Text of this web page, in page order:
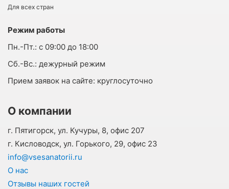
Для всех стран
Режим работы
Пн.-Пт.: с 09:00 до 18:00
Cб.-Вс.: дежурный режим
Прием заявок на сайте: круглосуточно
О компании
г. Пятигорск, ул. Кучуры, 8, офис 207
г. Кисловодск, ул. Горького, 29, офис 23
info@vsesanatorii.ru
О нас
Отзывы наших гостей